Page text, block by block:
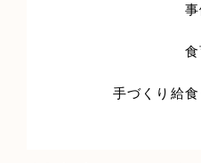
事
手づくり給